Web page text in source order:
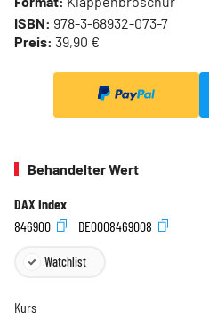
ISBN: 978-3-68932-073-7
Preis: 39,90 €
Behandelter Wert
DAX Index
846900
DE0008469008
Watchlist
Kurs